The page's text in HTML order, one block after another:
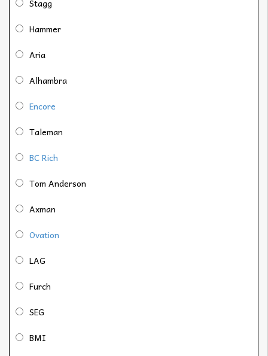
Stagg
Hammer
Aria
Alhambra
Encore
Taleman
BC Rich
Tom Anderson
Axman
Ovation
LAG
Furch
SEG
BMI